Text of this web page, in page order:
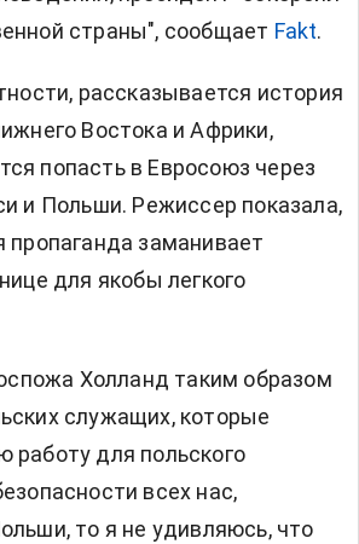
страны", сообщает Fakt.
рассказывается история
Востока и Африки,
попасть в Евросоюз через
и Польши. Режиссер показала,
пропаганда заманивает
для якобы легкого
Холланд таким образом
служащих, которые
работу для польского
всех нас,
то я не удивляюсь, что